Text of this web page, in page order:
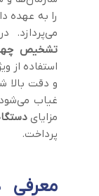
را به عهده
می‌پردازد.
تشخیص
استفاده از
و دقت بالا
غیاب
مزایای
پرداخت.